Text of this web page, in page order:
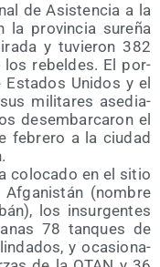
de Asis­ten­cia a la
la pro­vin­cia sure­ña
y tuvie­ron 382
los rebel­des. El por­
Uni­dos y el
mili­ta­res ase­dia­
des­em­bar­ca­ron el
febre­ro a la ciu­dad
colo­ca­do en el sitio
(nom­bre
los insur­gen­tes
78 tan­ques de
y oca­sio­na­